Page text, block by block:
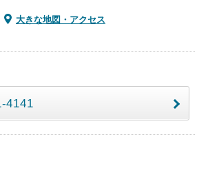
大きな地図・アクセス
4141